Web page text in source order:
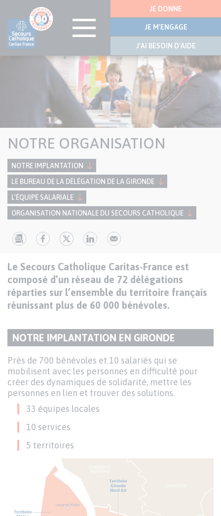
Aller
latérale
JE DONNE
JE M'ENGAGE
J'AI BESOIN D'AIDE
Visuel
NOTRE ORGANISATION
NOTRE IMPLANTATION
LE BUREAU DE LA DÉLÉGATION DE LA GIRONDE
L'ÉQUIPE SALARIALE
ORGANISATION NATIONALE DU SECOURS CATHOLIQUE
Paragraphes
de
contenu
Texte
Le Secours Catholique Caritas-France est
composé d’un réseau de 72 délégations
réparties sur l’ensemble du territoire français
réunissant plus de 60 000 bénévoles.
TITRE
DU
PARAGRAPHE
NOTRE IMPLANTATION EN GIRONDE
Texte
Près de 700 bénévoles et 10 salariés qui se
mobilisent avec les personnes en difficulté pour
créer des dynamiques de solidarité, mettre les
personnes en lien et trouver des solutions.
33 équipes locales
10 services
5 territoires